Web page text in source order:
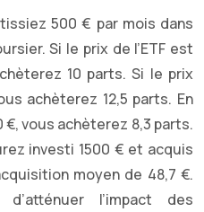
500 € par mois dans
Si le prix de l’ETF est
10 parts. Si le prix
achèterez 12,5 parts. En
€, vous achèterez 8,3 parts.
investi 1500 € et acquis
moyen de 48,7 €.
l’impact des